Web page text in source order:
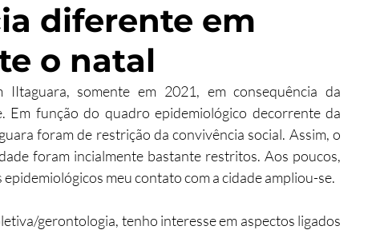
diferente em
o natal
somente em 2021, em consequência da
Em função do quadro epidemiológico decorrente da
foram de restrição da convivência social. Assim, o
foram incialmente bastante restritos. Aos poucos,
meu contato com a cidade ampliou-se.
gerontologia, tenho interesse em aspectos ligados